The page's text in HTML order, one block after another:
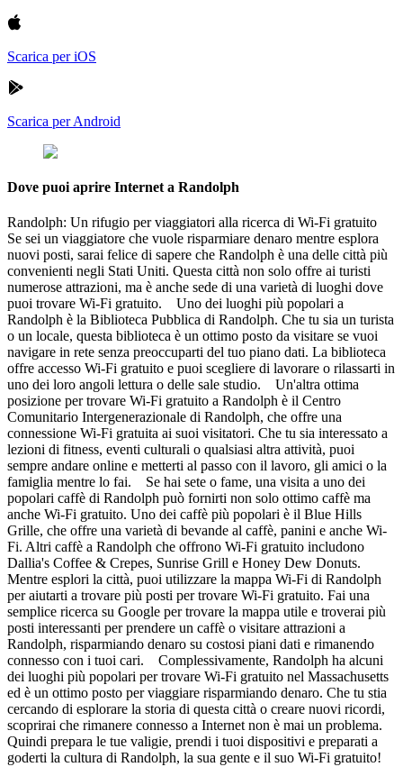
Scarica per iOS
Scarica per Android
Dove puoi aprire Internet a Randolph
Randolph: Un rifugio per viaggiatori alla ricerca di Wi-Fi gratuito
Se sei un viaggiatore che vuole risparmiare denaro mentre esplora
nuovi posti, sarai felice di sapere che Randolph è una delle città più
convenienti negli Stati Uniti. Questa città non solo offre ai turisti
numerose attrazioni, ma è anche sede di una varietà di luoghi dove
puoi trovare Wi-Fi gratuito. Uno dei luoghi più popolari a
Randolph è la Biblioteca Pubblica di Randolph. Che tu sia un turista
o un locale, questa biblioteca è un ottimo posto da visitare se vuoi
navigare in rete senza preoccuparti del tuo piano dati. La biblioteca
offre accesso Wi-Fi gratuito e puoi scegliere di lavorare o rilassarti in
uno dei loro angoli lettura o delle sale studio. Un'altra ottima
posizione per trovare Wi-Fi gratuito a Randolph è il Centro
Comunitario Intergenerazionale di Randolph, che offre una
connessione Wi-Fi gratuita ai suoi visitatori. Che tu sia interessato a
lezioni di fitness, eventi culturali o qualsiasi altra attività, puoi
sempre andare online e metterti al passo con il lavoro, gli amici o la
famiglia mentre lo fai. Se hai sete o fame, una visita a uno dei
popolari caffè di Randolph può fornirti non solo ottimo caffè ma
anche Wi-Fi gratuito. Uno dei caffè più popolari è il Blue Hills
Grille, che offre una varietà di bevande al caffè, panini e anche Wi-
Fi. Altri caffè a Randolph che offrono Wi-Fi gratuito includono
Dallia's Coffee & Crepes, Sunrise Grill e Honey Dew Donuts.
Mentre esplori la città, puoi utilizzare la mappa Wi-Fi di Randolph
per aiutarti a trovare più posti per trovare Wi-Fi gratuito. Fai una
semplice ricerca su Google per trovare la mappa utile e troverai più
posti interessanti per prendere un caffè o visitare attrazioni a
Randolph, risparmiando denaro su costosi piani dati e rimanendo
connesso con i tuoi cari. Complessivamente, Randolph ha alcuni
dei luoghi più popolari per trovare Wi-Fi gratuito nel Massachusetts
ed è un ottimo posto per viaggiare risparmiando denaro. Che tu stia
cercando di esplorare la storia di questa città o creare nuovi ricordi,
scoprirai che rimanere connesso a Internet non è mai un problema.
Quindi prepara le tue valigie, prendi i tuoi dispositivi e preparati a
goderti la cultura di Randolph, la sua gente e il suo Wi-Fi gratuito!